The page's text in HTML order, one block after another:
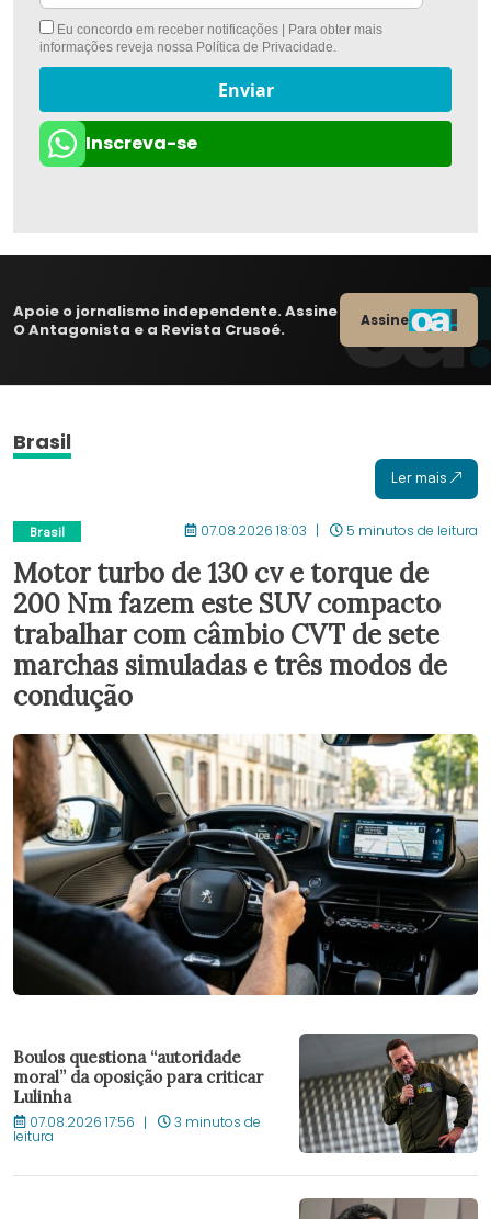
Eu concordo em receber notificações | Para obter mais
informações reveja nossa Política de Privacidade.
Enviar
Inscreva-se
Apoie o jornalismo independente. Assine
O Antagonista e a Revista Crusoé.
Assine
Brasil
Ler mais
Brasil 07.08.2026 18:03 5 minutos de leitura
Motor turbo de 130 cv e torque de
200 Nm fazem este SUV compacto
trabalhar com câmbio CVT de sete
marchas simuladas e três modos de
condução
Boulos questiona “autoridade
moral” da oposição para criticar
Lulinha
07.08.2026 17:56 3 minutos de
leitura